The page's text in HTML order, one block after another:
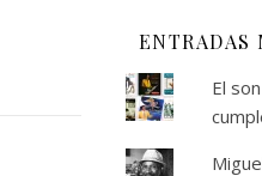
ENTRADAS
El